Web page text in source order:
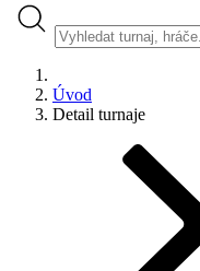
Úvod
Detail turnaje